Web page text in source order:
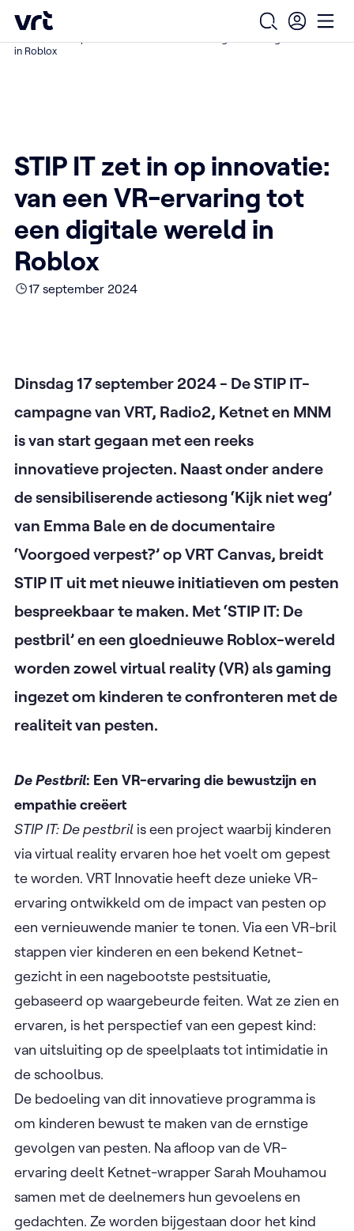
Ga naar de hoofdinhoud
VRT (home)
Open
Home /
in Roblox
STIP IT zet in op innovatie:
van een VR-ervaring tot
een digitale wereld in
Roblox
17 september 2024
Dinsdag 17 september 2024 - De STIP IT-
campagne van VRT, Radio2, Ketnet en MNM
is van start gegaan met een reeks
innovatieve projecten. Naast onder andere
de sensibiliserende actiesong ‘Kijk niet weg’
van Emma Bale en de documentaire
‘Voorgoed verpest?’ op VRT Canvas, breidt
STIP IT uit met nieuwe initiatieven om pesten
bespreekbaar te maken. Met ‘STIP IT: De
pestbril’ en een gloednieuwe Roblox-wereld
worden zowel virtual reality (VR) als gaming
ingezet om kinderen te confronteren met de
realiteit van pesten.
De Pestbril: Een VR-ervaring die bewustzijn en
empathie creëert
STIP IT: De pestbril is een project waarbij kinderen
via virtual reality ervaren hoe het voelt om gepest
te worden. VRT Innovatie heeft deze unieke VR-
ervaring ontwikkeld om de impact van pesten op
een vernieuwende manier te tonen. Via een VR-bril
stappen vier kinderen en een bekend Ketnet-
gezicht in een nagebootste pestsituatie,
gebaseerd op waargebeurde feiten. Wat ze zien en
ervaren, is het perspectief van een gepest kind:
van uitsluiting op de speelplaats tot intimidatie in
de schoolbus.
De bedoeling van dit innovatieve programma is
om kinderen bewust te maken van de ernstige
gevolgen van pesten. Na afloop van de VR-
ervaring deelt Ketnet-wrapper Sarah Mouhamou
samen met de deelnemers hun gevoelens en
gedachten. Ze worden bijgestaan door het kind